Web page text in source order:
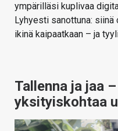
ympärilläsi kuplivaa
Lyhyesti sanottuna:
ikinä kaipaatkaan – ja
Tallenna ja jaa
yksityiskohtaa